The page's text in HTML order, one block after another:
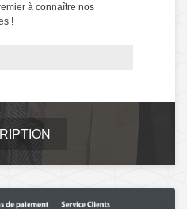
à connaître nos
!